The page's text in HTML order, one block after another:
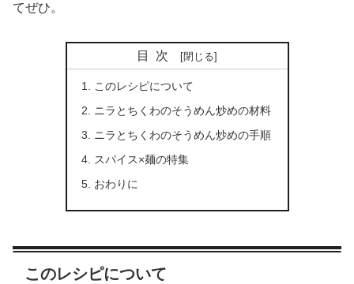
てぜひ。
目次
このレシピについて
ニラとちくわのそうめん炒めの材料
ニラとちくわのそうめん炒めの手順
スパイス×麺の特集
おわりに
このレシピについて